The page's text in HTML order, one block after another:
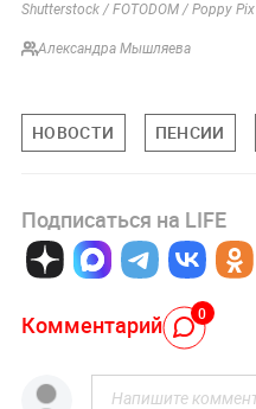
Shutterstock / FOTODOM / Poppy Pix
Александра Мышляева
НОВОСТИ ПЕНСИИ
Подписаться на LIFE
Комментарий 0